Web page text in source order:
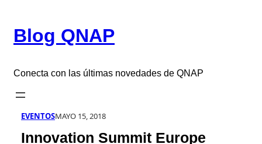
contenido
Blog QNAP
Conecta con las últimas novedades de QNAP
EVENTOSMAYO 15, 2018
Innovation Summit Europe